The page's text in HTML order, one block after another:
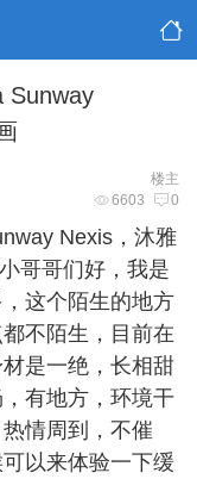
Sunway
楼主
6603 0
Nexis，沐雅
哥哥们好，我是
这个陌生的地方
不陌生，目前在
是一绝，长相甜
有地方，环境干
情周到，不催
以来体验一下缓